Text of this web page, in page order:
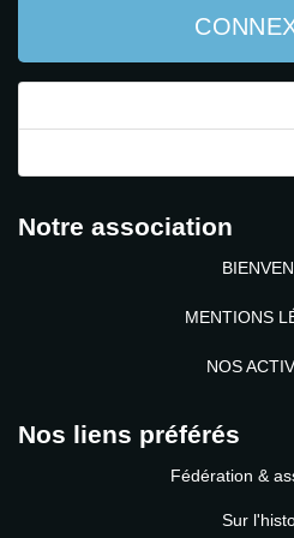
Notre association
MENTIONS
NOS
Nos liens préférés
Fédération &
Sur